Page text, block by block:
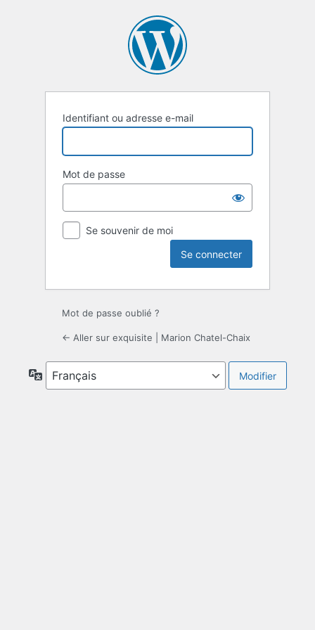
Identifiant ou adresse e-mail
Mot de passe
Se souvenir de moi
Mot de passe oublié ?
← Aller sur exquisite | Marion Chatel-Chaix
Langue